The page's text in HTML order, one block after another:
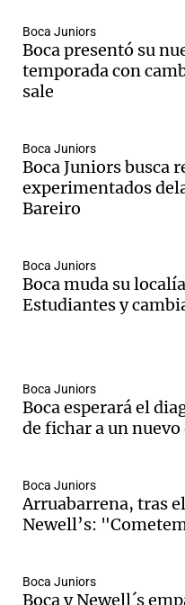
Boca Juniors
Boca presentó su
temporada con
sale
Boca Juniors
Boca Juniors busca
experimentados
Bareiro
Boca Juniors
Boca muda su
Estudiantes y
Boca Juniors
Boca esperará el
de fichar a un
Boca Juniors
Arruabarrena, tras
Newell’s:
Boca Juniors
Boca y Newell´s